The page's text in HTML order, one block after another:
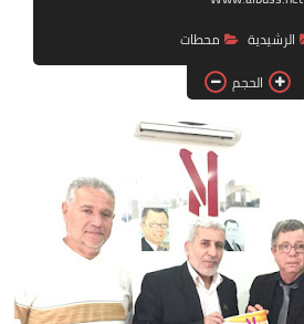
لك سيدتي
الرشيدية
محطات
الحجم